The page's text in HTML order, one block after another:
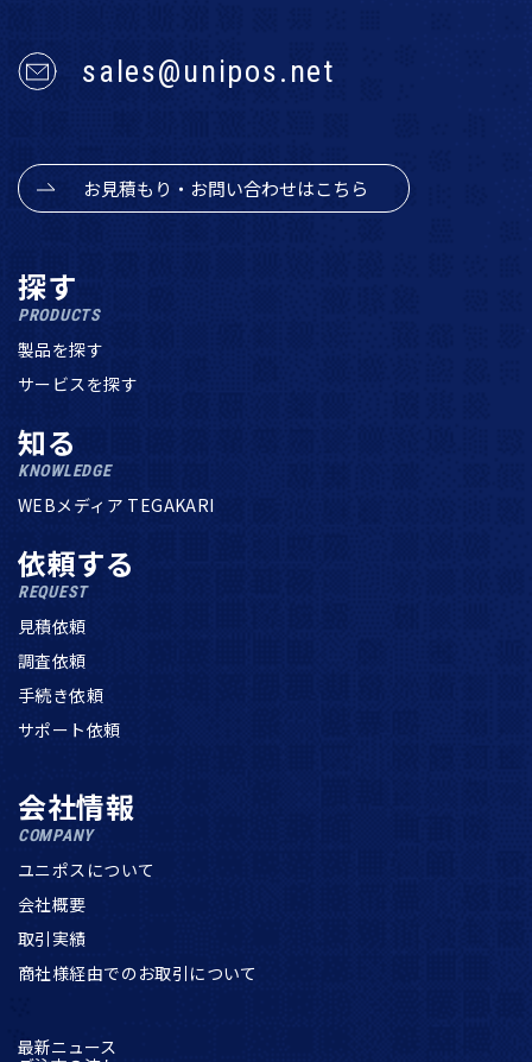
sales@unipos.net
お見積もり・お問い合わせはこちら
探す
PRODUCTS
製品を探す
サービスを探す
知る
KNOWLEDGE
WEBメディア TEGAKARI
依頼する
REQUEST
見積依頼
調査依頼
手続き依頼
サポート依頼
会社情報
COMPANY
ユニポスについて
会社概要
取引実績
商社様経由でのお取引について
最新ニュース